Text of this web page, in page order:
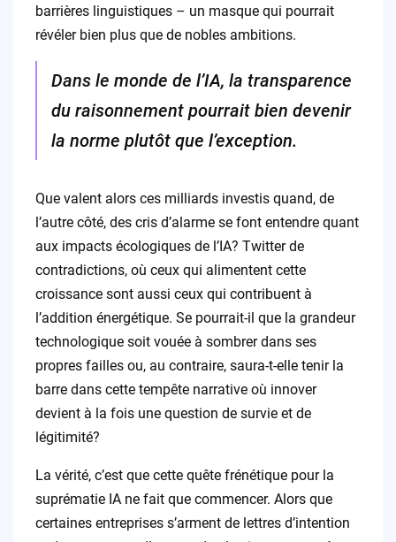
barrières linguistiques – un masque qui pourrait
révéler bien plus que de nobles ambitions.
Dans le monde de l’IA, la transparence
du raisonnement pourrait bien devenir
la norme plutôt que l’exception.
Que valent alors ces milliards investis quand, de
l’autre côté, des cris d’alarme se font entendre quant
aux impacts écologiques de l’IA? Twitter de
contradictions, où ceux qui alimentent cette
croissance sont aussi ceux qui contribuent à
l’addition énergétique. Se pourrait-il que la grandeur
technologique soit vouée à sombrer dans ses
propres failles ou, au contraire, saura-t-elle tenir la
barre dans cette tempête narrative où innover
devient à la fois une question de survie et de
légitimité?
La vérité, c’est que cette quête frénétique pour la
suprématie IA ne fait que commencer. Alors que
certaines entreprises s’arment de lettres d’intention